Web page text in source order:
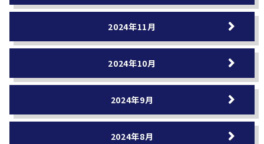
2024年11月
2024年10月
2024年9月
2024年8月